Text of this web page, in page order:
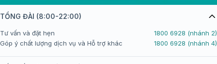
TỔNG ĐÀI (8:00-22:00)
Tư vấn và đặt hẹn
1800 6928 (nhánh 2)
Góp ý chất lượng dịch vụ và Hỗ trợ khác
1800 6928 (nhánh 4)